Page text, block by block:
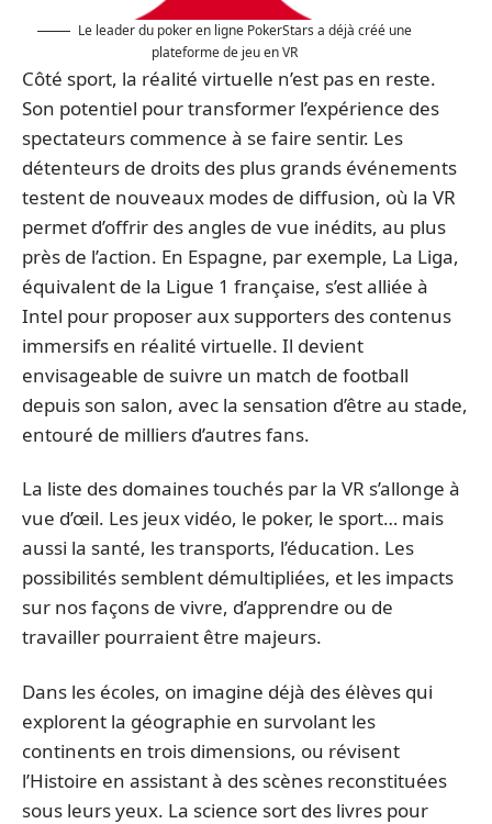
Le leader du poker en ligne PokerStars a déjà créé une
plateforme de jeu en VR
Côté sport, la réalité virtuelle n’est pas en reste.
Son potentiel pour transformer l’expérience des
spectateurs commence à se faire sentir. Les
détenteurs de droits des plus grands événements
testent de nouveaux modes de diffusion, où la VR
permet d’offrir des angles de vue inédits, au plus
près de l’action. En Espagne, par exemple, La Liga,
équivalent de la Ligue 1 française, s’est alliée à
Intel pour proposer aux supporters des contenus
immersifs en réalité virtuelle. Il devient
envisageable de suivre un match de football
depuis son salon, avec la sensation d’être au stade,
entouré de milliers d’autres fans.
La liste des domaines touchés par la VR s’allonge à
vue d’œil. Les jeux vidéo, le poker, le sport… mais
aussi la santé, les transports, l’éducation. Les
possibilités semblent démultipliées, et les impacts
sur nos façons de vivre, d’apprendre ou de
travailler pourraient être majeurs.
Dans les écoles, on imagine déjà des élèves qui
explorent la géographie en survolant les
continents en trois dimensions, ou révisent
l’Histoire en assistant à des scènes reconstituées
sous leurs yeux. La science sort des livres pour